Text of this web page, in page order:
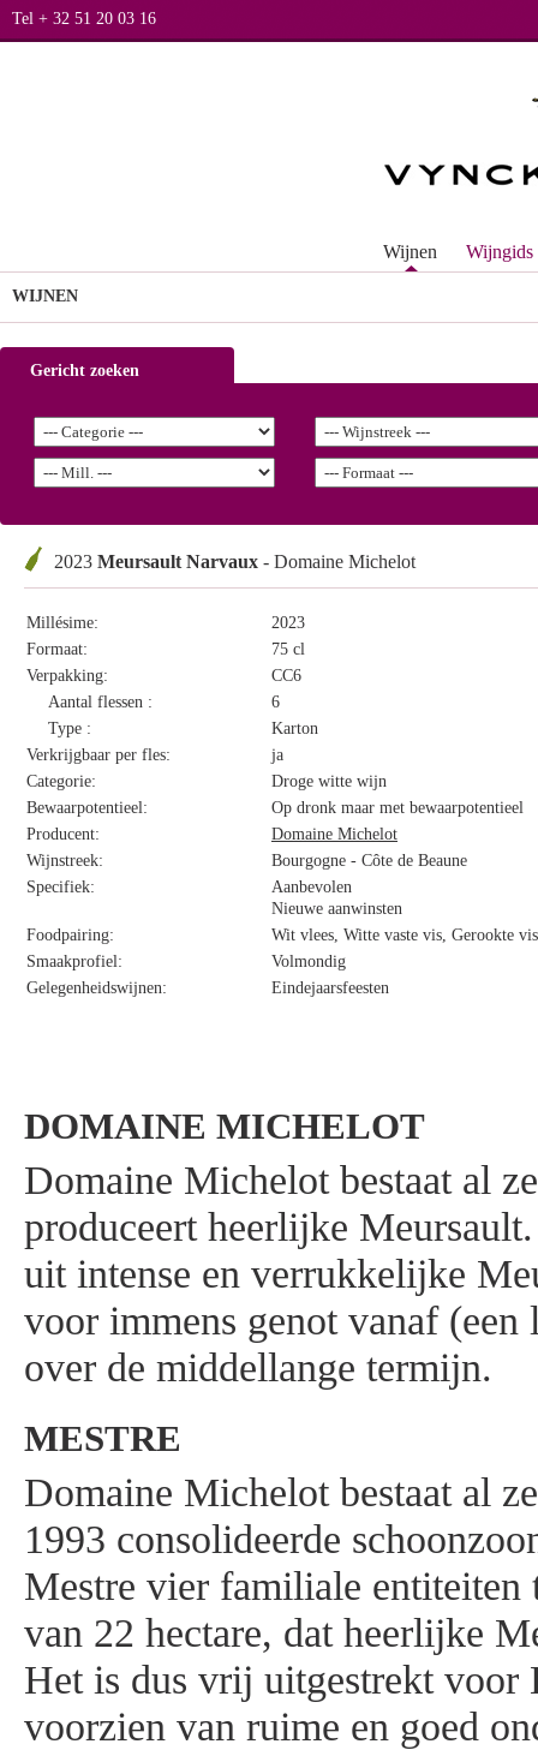
Tel + 32 51 20 03 16
Wijnen Wijngids
WIJNEN
Gericht zoeken
2023 Meursault Narvaux - Domaine Michelot
Millésime:
2023
Formaat:
75 cl
Verpakking:
CC6
Aantal flessen :
6
Type :
Karton
Verkrijgbaar per fles:
ja
Categorie:
Droge witte wijn
Bewaarpotentieel:
Op dronk maar met bewaarpotentieel
Producent:
Domaine Michelot
Wijnstreek:
Bourgogne - Côte de Beaune
Specifiek:
Aanbevolen
Nieuwe aanwinsten
Foodpairing:
Wit vlees, Witte vaste vis, Gerookte
Smaakprofiel:
Volmondig
Gelegenheidswijnen:
Eindejaarsfeesten
DOMAINE MICHELOT
Domaine Michelot bestaat al
produceert heerlijke
uit intense en verrukkelijke
voor immens genot vanaf (een
over de middellange termijn.
MESTRE
Domaine Michelot bestaat al
1993 consolideerde
Mestre vier familiale entiteiten
van 22 hectare, dat heerlijke
Het is dus vrij uitgestrekt voor
voorzien van ruime en goed